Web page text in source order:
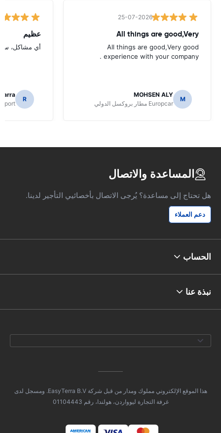
25-07-2026
All things are good,Very
All things are good,Very good
experience with your company .
M
MOHSEN ALY
Europcar مطار بروكسل الدولي
عظيم
أي مشاكل،
R
المساعدة والاتصال
هل تحتاج إلى مساعدة؟ يُرجى الاتصال بأخصائيي التأجير لدينا.
دعم العملاء
الحساب
نبذة عنا
هذا الموقع الإلكتروني مملوك ومدار من قبل شركة EasyTerra B.V. ومسجل لدى
غرفة التجارة ليوواردن، هولندا، رقم 01104443